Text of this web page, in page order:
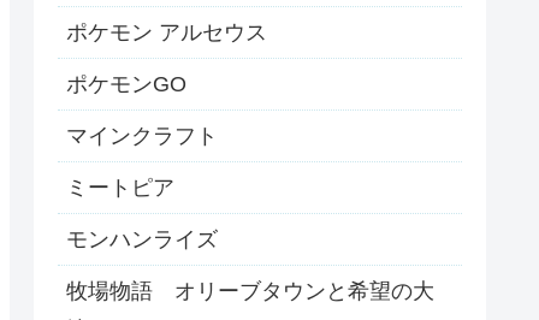
ポケモン アルセウス
ポケモンGO
マインクラフト
ミートピア
モンハンライズ
牧場物語 オリーブタウンと希望の大